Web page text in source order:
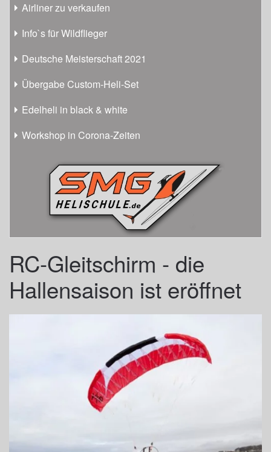
Airliner zu verkaufen
Info`s für Wildflieger
Deutsche Meisterschaft 2021
Übergabe Custom-Heli-Set
Edelheli in black & white
Workshop in Corona-Zeiten
RC-Gleitschirm - die
Hallensaison ist eröffnet